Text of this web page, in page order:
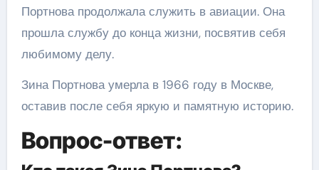
Портнова продолжала служить в авиации. Она
прошла службу до конца жизни, посвятив себя
любимому делу.
Зина Портнова умерла в 1966 году в Москве,
оставив после себя яркую и памятную историю.
Вопрос-ответ: